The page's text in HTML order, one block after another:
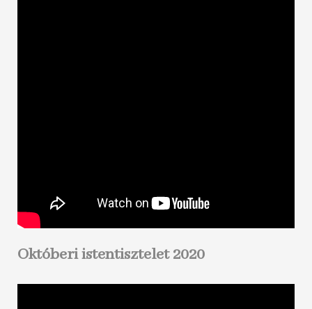
Októberi istentisztelet 2020